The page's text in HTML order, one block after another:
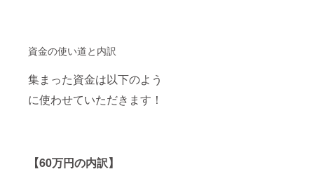
資金の使い道と内訳
集まった資金は以下のよう
に使わせていただきます！
【60万円の内訳】